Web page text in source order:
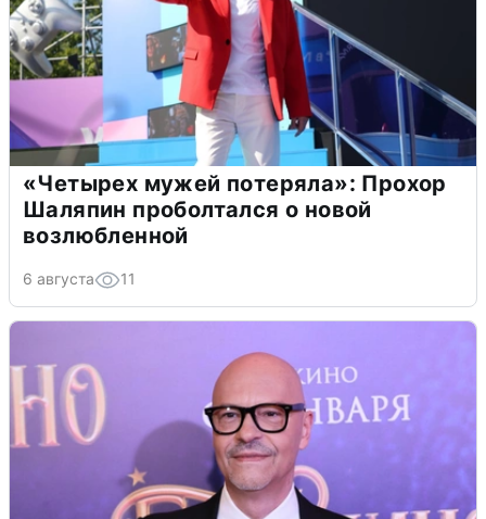
«Четырех мужей потеряла»: Прохор
Шаляпин проболтался о новой
возлюбленной
6 августа 11